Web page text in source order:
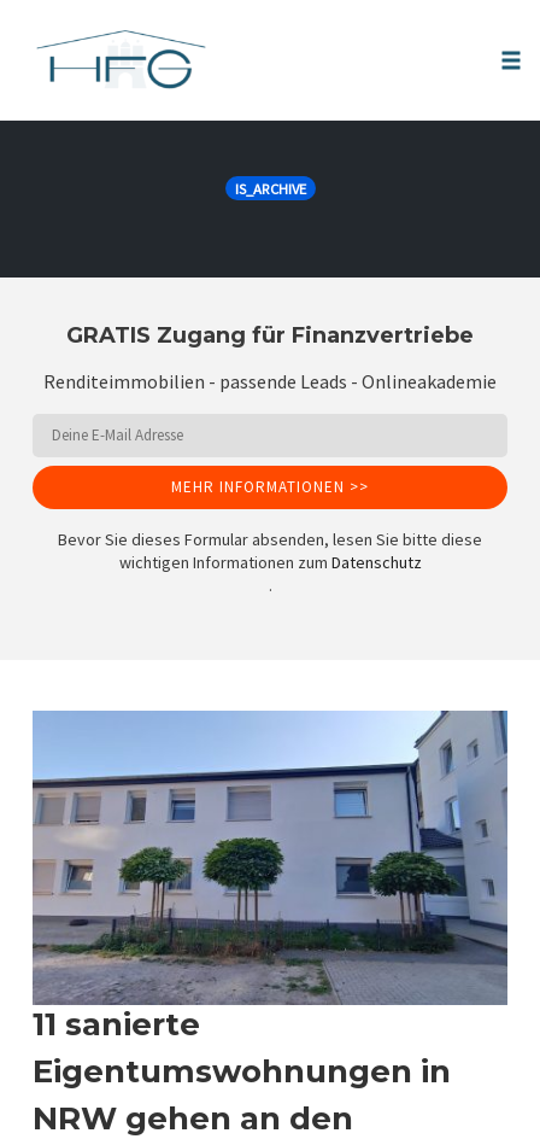
IS_ARCHIVE
GRATIS Zugang für Finanzvertriebe
Renditeimmobilien - passende Leads - Onlineakademie
MEHR INFORMATIONEN >>
Bevor Sie dieses Formular absenden, lesen Sie bitte diese
wichtigen Informationen zum Datenschutz
.
11 sanierte
Eigentumswohnungen in
NRW gehen an den